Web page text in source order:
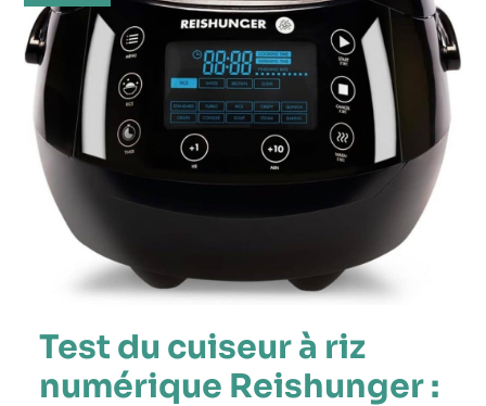
Test du cuiseur à riz
numérique Reishunger :